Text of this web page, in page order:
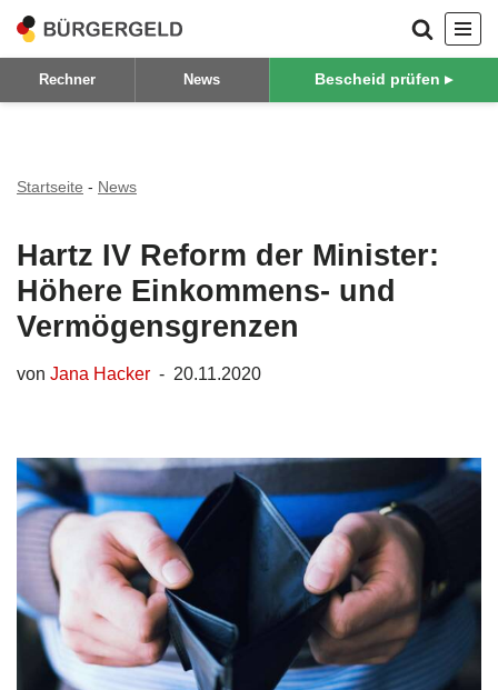
Zum
Inhalt
Rechner News Bescheid prüfen ▸
Startseite - News
Hartz IV Reform der Minister:
Höhere Einkommens- und
Vermögensgrenzen
von Jana Hacker 20.11.2020